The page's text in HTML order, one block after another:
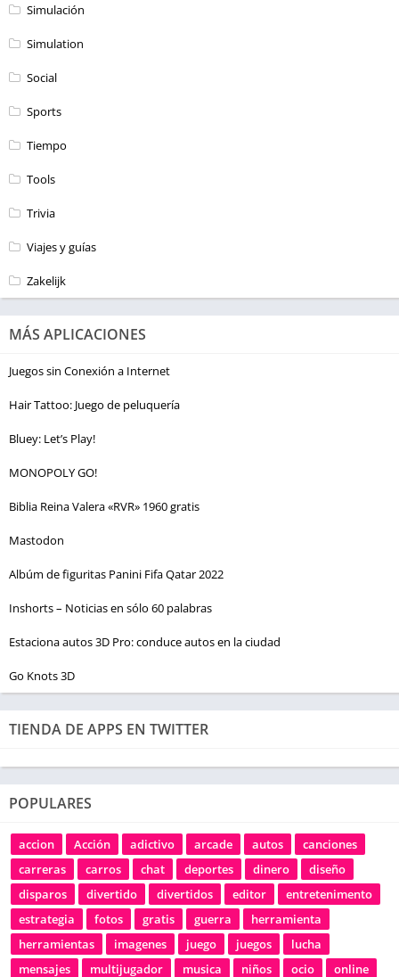
Simulación
Simulation
Social
Sports
Tiempo
Tools
Trivia
Viajes y guías
Zakelijk
MÁS APLICACIONES
Juegos sin Conexión a Internet
Hair Tattoo: Juego de peluquería
Bluey: Let’s Play!
MONOPOLY GO!
Biblia Reina Valera «RVR» 1960 gratis
Mastodon
Albúm de figuritas Panini Fifa Qatar 2022
Inshorts – Noticias en sólo 60 palabras
Estaciona autos 3D Pro: conduce autos en la ciudad
Go Knots 3D
TIENDA DE APPS EN TWITTER
POPULARES
accion Acción adictivo arcade autos
canciones
carreras
carros chat deportes dinero
diseño
disparos
divertido divertidos editor
entretenimento
estrategia
fotos gratis guerra
herramienta
herramientas
imagenes juego juegos
lucha
mensajes
multijugador musica niños ocio online